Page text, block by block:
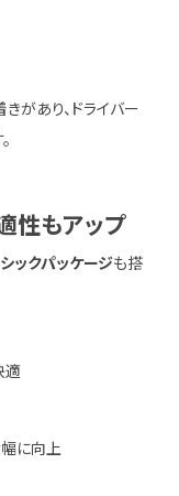
があり、ドライバー
性もアップ
ックパッケージも搭
適
に向上